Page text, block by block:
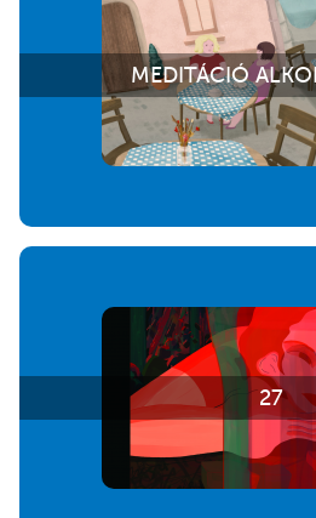
MEDITÁCIÓ
27